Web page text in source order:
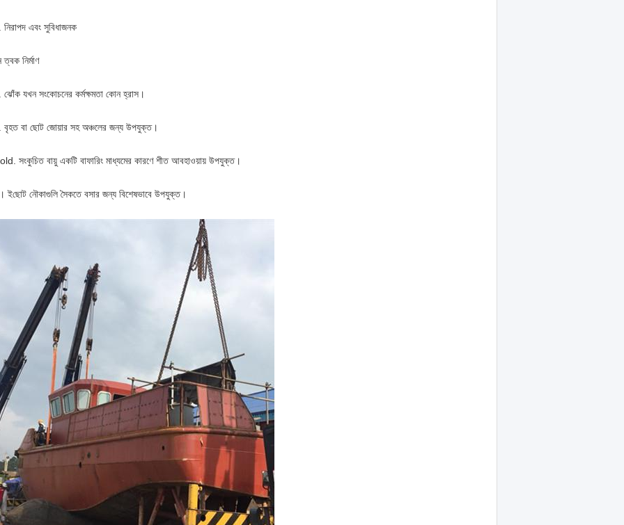
এবং সুবিধাজনক
ত্বক নির্মাণ
ঝোঁক যখন সংকোচনের কর্মক্ষমতা কোন হ্রাস।
বৃহত বা ছোট জোয়ার সহ অঞ্চলের জন্য উপযুক্ত।
সংকুচিত বায়ু একটি বাফারিং মাধ্যমের কারণে শীত আবহাওয়ায় উপযুক্ত।
ইছোট নৌকাগুলি সৈকতে বসার জন্য বিশেষভাবে উপযুক্ত।